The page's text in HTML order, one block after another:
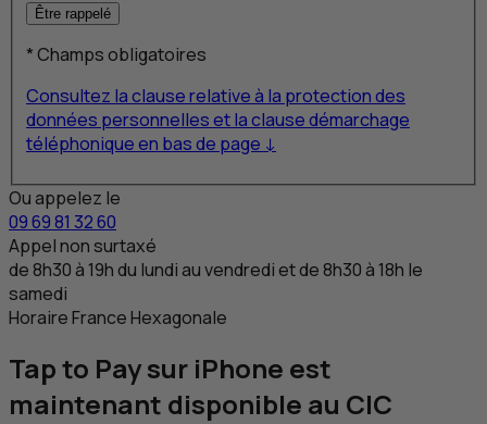
Être rappelé
*Champs obligatoires
Consultez la clause relative à la protection des
données personnelles et la clause démarchage
téléphonique en bas de page ↓
Ou appelez le
09 69 81 32 60
Appel non surtaxé
de 8h30 à 19h du lundi au vendredi et de 8h30 à 18h le
samedi
Horaire France Hexagonale
Tap to Paysur iPhone est
maintenant disponible au CIC